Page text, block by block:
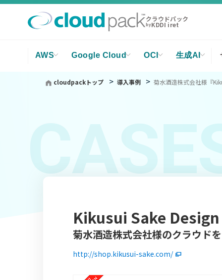
クラウドパック
byKDDI iret
AWS Google Cloud OCI 生成AI
cloudpackトップ 導入事例 菊水酒造株式会社様『
Kikusui Sake Design
菊水酒造株式会社様のクラウド
http://shop.kikusui-sake.com/